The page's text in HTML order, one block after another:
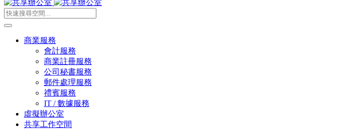
商業服務
會計服務
商業註冊服務
公司秘書服務
郵件處理服務
禮賓服務
IT / 數據服務
虛擬辦公室
共享工作空間